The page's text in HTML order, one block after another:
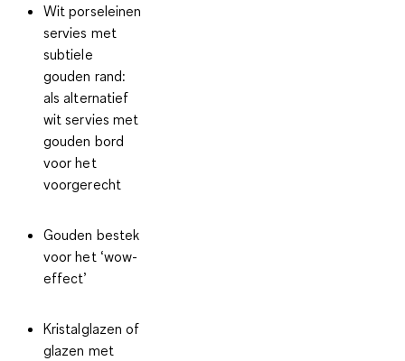
Wit porseleinen
servies met
subtiele
gouden rand:
als alternatief
wit servies met
gouden bord
voor het
voorgerecht
Gouden bestek
voor het ‘wow-
effect’
Kristalglazen of
glazen met